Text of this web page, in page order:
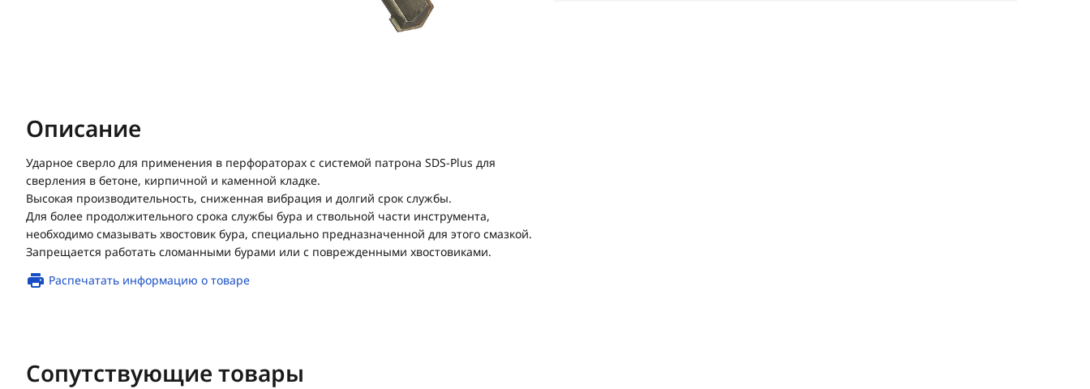
Описание
Ударное сверло для применения в перфораторах с системой патрона SDS-Plus для
сверления в бетоне, кирпичной и каменной кладке.
Высокая производительность, сниженная вибрация и долгий срок службы.
Для более продолжительного срока службы бура и ствольной части инструмента,
необходимо смазывать хвостовик бура, специально предназначенной для этого смазкой.
Запрещается работать сломанными бурами или с поврежденными хвостовиками.
Распечатать информацию о товаре
Сопутствующие товары